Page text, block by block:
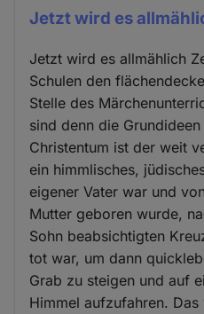
Jetzt wird es
Jetzt wird es allmählich
Schulen den
Stelle des
sind denn die
Christentum ist der weit
ein himmlisches,
eigener Vater war und
Mutter geboren wurde,
Sohn beabsichtigten
tot war, um dann
Grab zu steigen und auf
Himmel aufzufahren.